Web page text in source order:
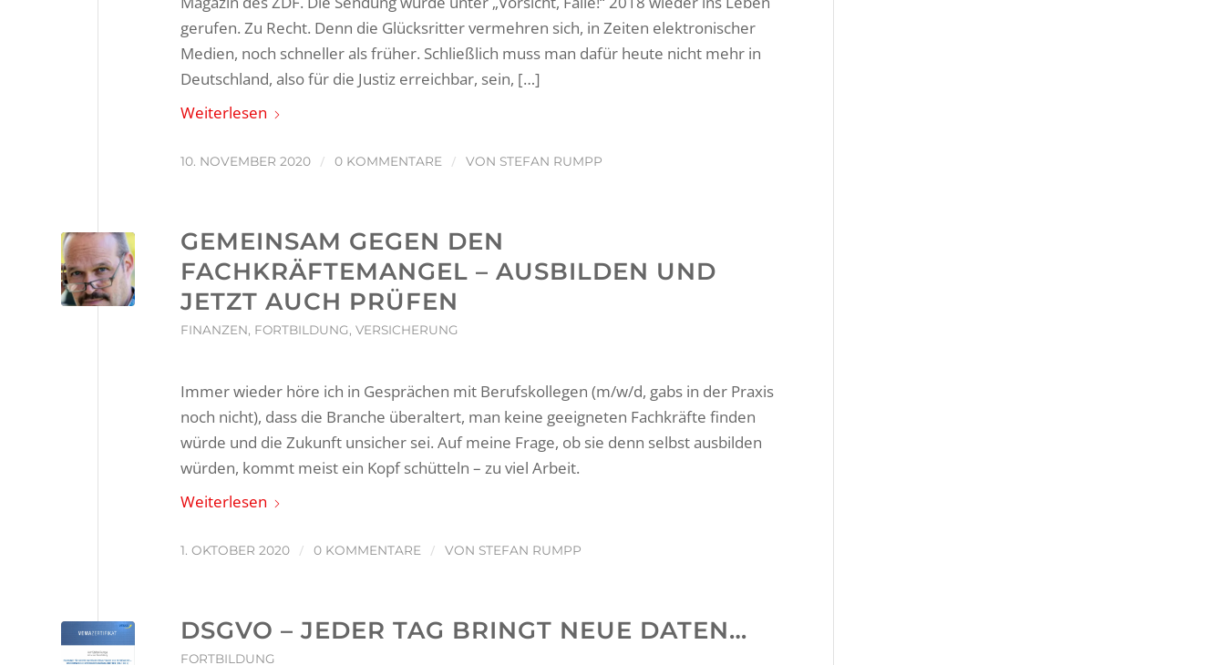
gerufen. Zu Recht. Denn die Glücksritter vermehren sich, in Zeiten elektronischer
Medien, noch schneller als früher. Schließlich muss man dafür heute nicht mehr in
Deutschland, also für die Justiz erreichbar, sein, […]
Weiterlesen
10. NOVEMBER 2020 / 0 KOMMENTARE / VON STEFAN RUMPP
GEMEINSAM GEGEN DEN
FACHKRÄFTEMANGEL – AUSBILDEN UND
JETZT AUCH PRÜFEN
FINANZEN, FORTBILDUNG, VERSICHERUNG
Immer wieder höre ich in Gesprächen mit Berufskollegen (m/w/d, gabs in der Praxis
noch nicht), dass die Branche überaltert, man keine geeigneten Fachkräfte finden
würde und die Zukunft unsicher sei. Auf meine Frage, ob sie denn selbst ausbilden
würden, kommt meist ein Kopf schütteln – zu viel Arbeit.
Weiterlesen
1. OKTOBER 2020 / 0 KOMMENTARE / VON STEFAN RUMPP
DSGVO – JEDER TAG BRINGT NEUE DATEN…
FORTBILDUNG